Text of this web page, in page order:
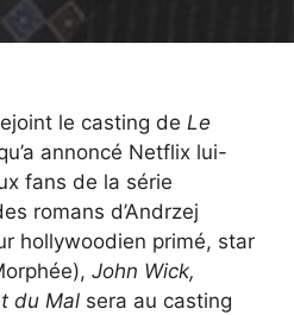
le casting de Le
annoncé Netflix lui-
fans de la série
romans d’Andrzej
hollywoodien primé, star
John Wick,
du Mal sera au casting